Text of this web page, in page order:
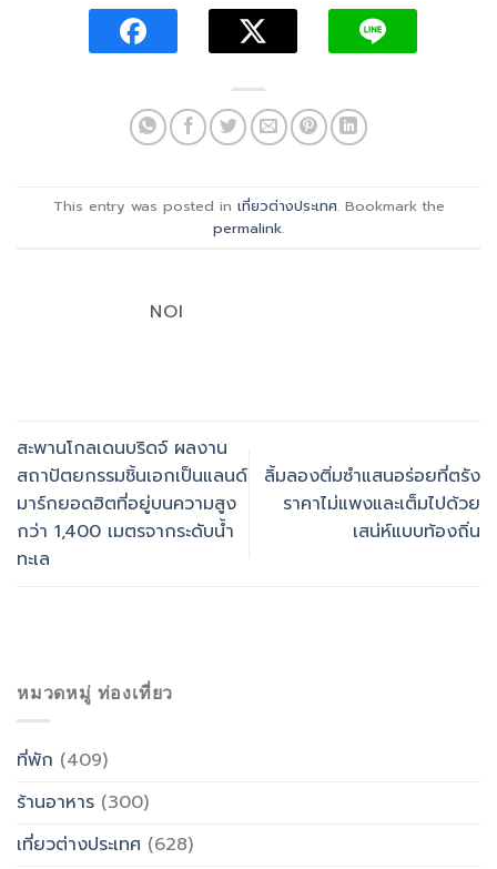
This entry was posted in เที่ยวต่างประเทศ. Bookmark the
permalink.
NOI
สะพานโกลเดนบริดจ์ ผลงาน
สถาปัตยกรรมชิ้นเอกเป็นแลนด์
มาร์กยอดฮิตที่อยู่บนความสูง
กว่า 1,400 เมตรจากระดับน้ำ
ทะเล
ลิ้มลองติ่มซำแสนอร่อยที่ตรัง
ราคาไม่แพงและเต็มไปด้วย
เสน่ห์แบบท้องถิ่น
หมวดหมู่ ท่องเที่ยว
ที่พัก (409)
ร้านอาหาร (300)
เที่ยวต่างประเทศ (628)